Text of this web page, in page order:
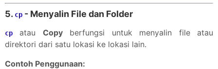
5. cp - Menyalin File dan Folder
cp atau Copyberfungsi untuk menyalin file atau
direktori dari satu lokasi ke lokasi lain.
Contoh Penggunaan: